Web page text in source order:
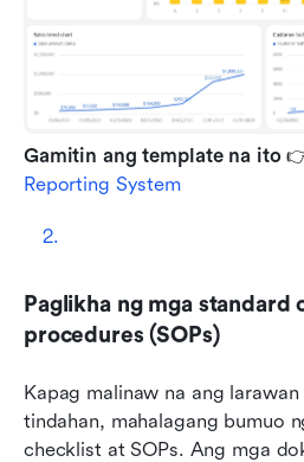
Gamitin ang template na ito
Reporting System
Paglikha ng mga standard
procedures (SOPs)
Kapag malinaw na ang
tindahan, mahalagang bumuo
checklist at SOPs. Ang mga